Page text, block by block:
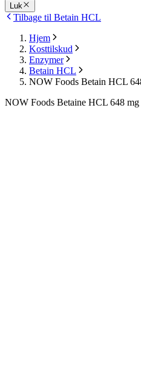
Luk
Tilbage til Betain HCL
Hjem
Kosttilskud
Enzymer
Betain HCL
NOW Foods Betain HCL
NOW Foods Betaine HCL 648